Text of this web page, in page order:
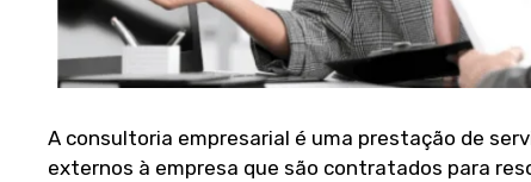
A consultoria empresarial é uma prestação de
externos à empresa que são contratados para